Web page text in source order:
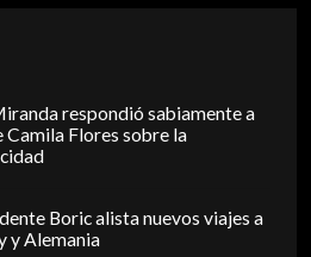
respondió sabiamente a
Camila Flores sobre la
Boric alista nuevos viajes a
y Alemania